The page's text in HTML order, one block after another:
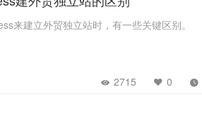
来建立外贸独立站时，有一些关键区别。
2715 0
立即提交